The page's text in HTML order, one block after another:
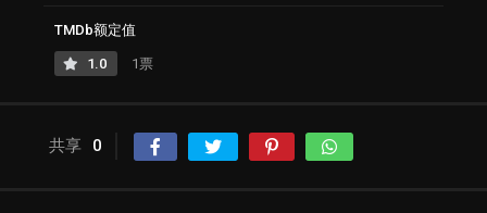
TMDb额定值
1.0 1票
共享 0